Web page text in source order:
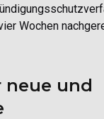
Wochen
und